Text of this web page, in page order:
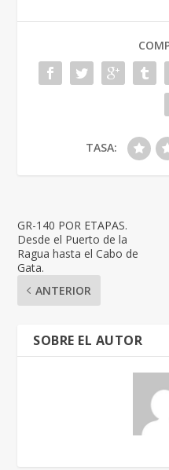
TASA:
GR-140 POR ETAPAS.
Desde el Puerto de la
Ragua hasta el Cabo de
Gata.
ANTERIOR
SOBRE EL AUTOR